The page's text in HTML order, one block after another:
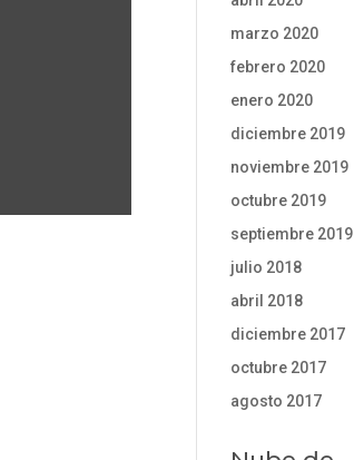
marzo 2020
febrero 2020
enero 2020
diciembre 2019
noviembre 2019
octubre 2019
septiembre 2019
julio 2018
abril 2018
diciembre 2017
octubre 2017
agosto 2017